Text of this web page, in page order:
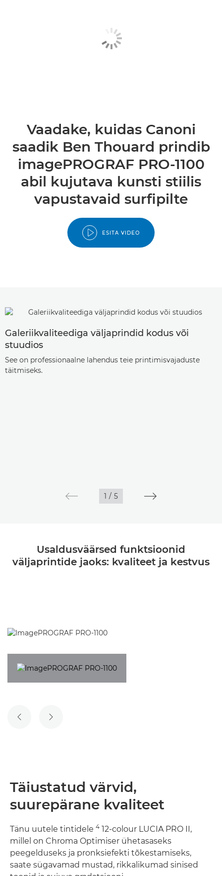
Vaadake, kuidas Canoni
saadik Ben Thouard prindib
imagePROGRAF PRO-1100
abil kujutava kunsti stiilis
vapustavaid surfipilte
ESITA VIDEO
Galeriikvaliteediga väljaprindid kodus või
stuudios
See on professionaalne lahendus teie printimisvajaduste
täitmiseks.
1 / 5
Usaldusväärsed funktsioonid
väljaprintide jaoks: kvaliteet ja kestvus
EELMINE SLAIDJÄRGMINE SLAID
Täiustatud värvid,
suurepärane kvaliteet
Tänu uutele tintidele 4 12-colour LUCIA PRO II,
millel on Chroma Optimiser ühetasaseks
peegelduseks ja pronksiefekti tõkestamiseks,
saate sügavamad mustad, rikkalikumad sinised